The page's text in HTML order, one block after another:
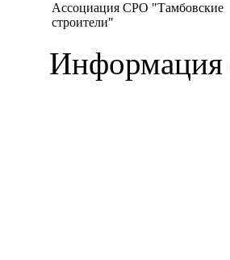
Ассоциация СРО "Тамбовские
строители"
Информация